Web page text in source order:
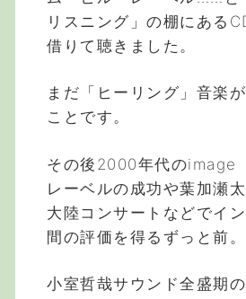
リスニング」の棚にある
借りて聴きました。
まだ「ヒーリング」音楽
ことです。
その後2000年代のimage
レーベルの成功や葉加瀬
大陸コンサートなどでイ
間の評価を得るずっと前。
小室哲哉サウンド全盛期